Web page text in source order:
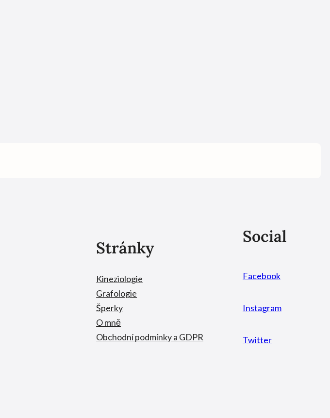
Stránky
Kineziologie
Grafologie
Šperky
O mně
Obchodní podmínky a GDPR
Social
Facebook
Instagram
Twitter